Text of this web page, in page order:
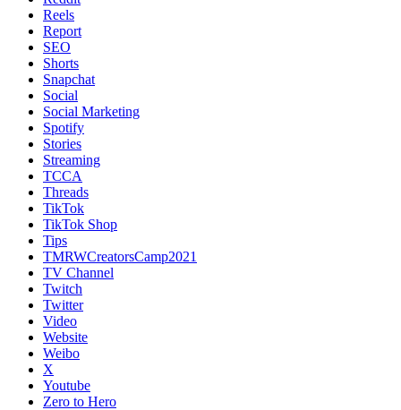
Reels
Report
SEO
Shorts
Snapchat
Social
Social Marketing
Spotify
Stories
Streaming
TCCA
Threads
TikTok
TikTok Shop
Tips
TMRWCreatorsCamp2021
TV Channel
Twitch
Twitter
Video
Website
Weibo
X
Youtube
Zero to Hero